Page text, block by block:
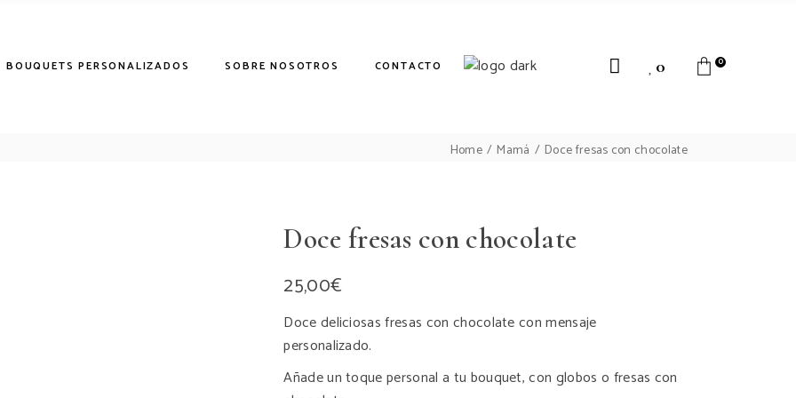
BOUQUETS PERSONALIZADOS SOBRE NOSOTROS CONTACTO 0 0
Home Mamá Doce fresas con chocolate
Doce fresas con chocolate
25,00€
Doce deliciosas fresas con chocolate con mensaje
personalizado.
Añade un toque personal a tu bouquet, con globos o fresas con